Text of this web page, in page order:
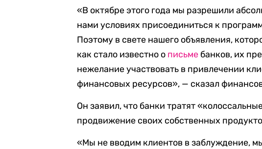
«В октябре этого года мы разрешили
нами условиях присоединиться к
Поэтому в свете нашего объявления,
как стало известно о письме банков, их
нежелание участвовать в привлечении
финансовых ресурсов», — сказал
Он заявил, что банки тратят
продвижение своих собственных
«Мы не вводим клиентов в заблуждение,